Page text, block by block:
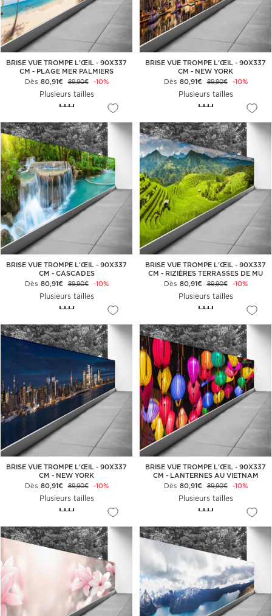
BRISE VUE TROMPE L'ŒIL - 90X337
CM - PLAGE MER PALMIERS
Dès 80,91€ 89,90€ -10%
Plusieurs tailles
BRISE VUE TROMPE L'ŒIL - 90X337
CM - NEW YORK
Dès 80,91€ 89,90€ -10%
Plusieurs tailles
BRISE VUE TROMPE L'ŒIL - 90X337
CM - CASCADES
Dès 80,91€ 89,90€ -10%
Plusieurs tailles
BRISE VUE TROMPE L'ŒIL - 90X337
CM - RIZIÈRES TERRASSES DE MU
CANG CHAI
Dès 80,91€ 89,90€ -10%
Plusieurs tailles
BRISE VUE TROMPE L'ŒIL - 90X337
CM - NEW YORK
Dès 80,91€ 89,90€ -10%
Plusieurs tailles
BRISE VUE TROMPE L'ŒIL - 90X337
CM - LANTERNES AU VIETNAM
Dès 80,91€ 89,90€ -10%
Plusieurs tailles